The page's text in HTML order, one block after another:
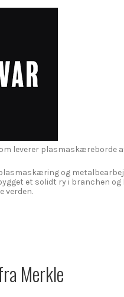
leverer plasmaskæreborde
og
et solidt ry i branchen og
verden.
Merkle